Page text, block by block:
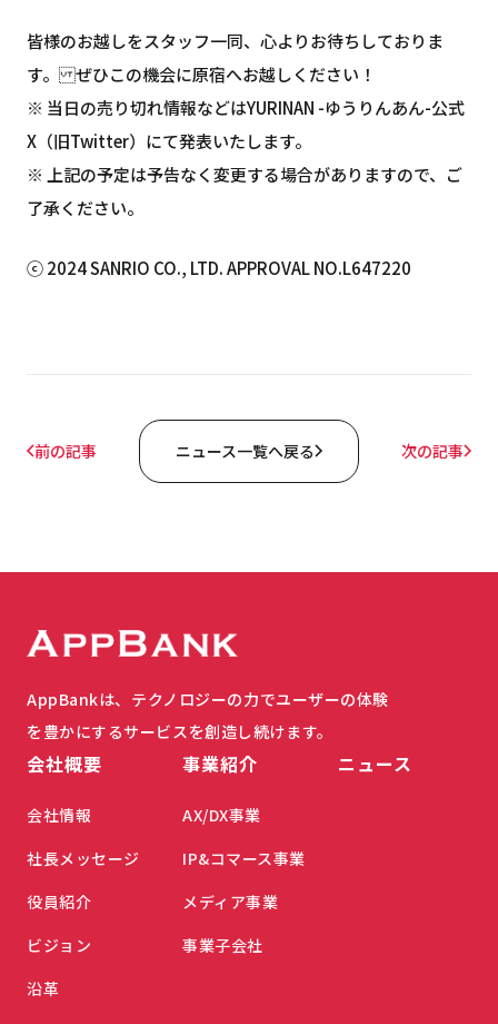
皆様のお越しをスタッフ一同、心よりお待ちしておりま
す。 ぜひこの機会に原宿へお越しください！
※ 当日の売り切れ情報などはYURINAN -ゆうりんあん-公式
X（旧Twitter）にて発表いたします。
※ 上記の予定は予告なく変更する場合がありますので、ご
了承ください。
ⓒ 2024 SANRIO CO., LTD. APPROVAL NO.L647220
前の記事 ニュース一覧へ戻る 次の記事
AppBankは、テクノロジーの力でユーザーの体験
を豊かにするサービスを創造し続けます。
会社概要
会社情報
社長メッセージ
役員紹介
ビジョン
沿革
事業紹介
AX/DX事業
IP&コマース事業
メディア事業
事業子会社
ニュース